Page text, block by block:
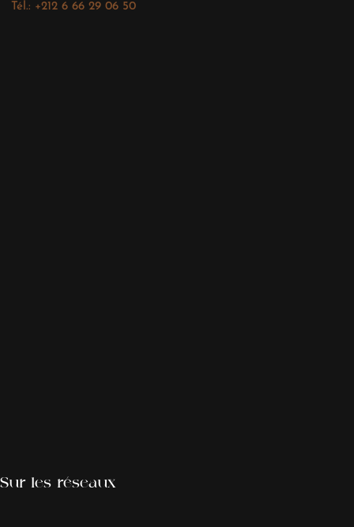
Tél.: +212 6 66 29 06 50
Sur les réseaux